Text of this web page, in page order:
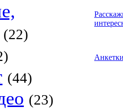
(22)
(44)
(23)